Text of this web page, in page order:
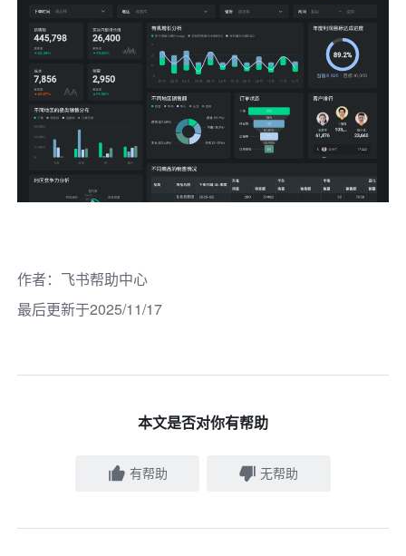
作者： 飞书帮助中心
最后更新于2025/11/17
本文是否对你有帮助
有帮助 无帮助